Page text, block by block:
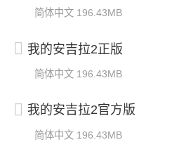
简体中文 196.43MB
我的安吉拉2正版
简体中文 196.43MB
我的安吉拉2官方版
简体中文 196.43MB